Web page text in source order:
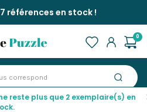
références en stock !
0
>View of China
reste plus que 2 exemplaire(s) en